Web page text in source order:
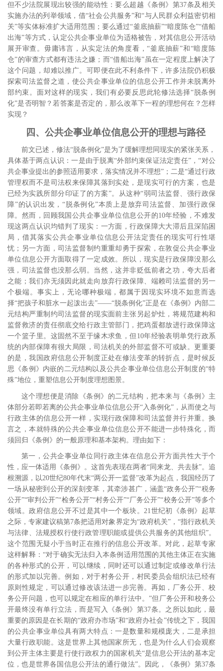
但不少法院展现出较强的能动性：要么超越《条例》第37条及相关
实施办法的列举领域，借“社会公共服务”和“与人民群众利益密切相
关”等实体标准扩大适用范围；要么通过“釜底抽薪”“暗度陈仓”“借船
出海”等方式，认定公共企事业单位为适格被告，对其信息公开活动
展开审查。毋庸讳言，从实定法的角度看，“釜底抽薪”和“暗度陈
仓”的审查方式都有违法之嫌；而“借船出海”虽在一定程度上解决了
这个问题，却难以推广。可即便在此不利条件下，许多法院仍积极
探索司法监督之道，使公共企事业单位的信息公开工作并未脱离外
部约束。面对这样的现实，我们有必要反思此轮修法选择“脱条例
化”是否明智？若答案是否定的，那么改革下一程的理想何在？怎样
实现？
四、公共企事业单位信息公开的理想与路径
前文已述，修法“脱条例化”是为了缓解理想同现实的紧张关系，
具体基于两点认识：一是由于脱离“外部约束保证法定责任”，“对公
共企事业提出的参照适用要求，落实情况并不理想”；二是“通过行政
管理权而不是司法权来保障其落到实处，是现实可行的方案，也是
已经为实践所部分印证了的方案”。从这种“弱司法监督、强行政保
障”的认识出发，“脱条例化”本质上是放弃司法监督、加强行政保
障。然而，回顾我国公共企事业单位信息公开的10年经验，不难发
现这两点认识均错判了现实：一方面，行政保障大大滞后且深陷困
局，借其落实公共企事业单位信息公开法定责任的现实可行性堪
忧；另一方面，司法监督制约重重却勇于探索，在敦促公共企事业
单位信息公开方面取得了一定成效。所以，现实是行政保障没那么
强，司法监督也没那么弱。当然，这并非贬低前者之功，夸大后者
之能；我们亦无须因此就走向放弃行政保障、端赖司法监督的另一
个极端。事实上，无论哪种极端，都属于因现实环境不如意而选
择“把孩子和脏水一起泼出去”――“脱条例化”正是在《条例》内部二
元结构严重制约司法监督的现实面前主张另起炉灶，将规范建构和
监督救济的责任彻底交给行政主管部门，把鸡蛋都放进行政保障这
一个篮子里。这固然不至于缘木求鱼，但 10年经验表明单凭行政系
统的内部保障有很大局限，司法机关的外部监督不可或缺。更重要
的是，我国政府信息公开制度正处在修法变革的转折点，是时候反
思《条例》内嵌的二元结构以及公共企事业单位信息公开制度的“特
殊”地位，重塑信息公开制度理想图景。
这个理想便是消除《条例》的二元结构，把本来与《条例》主
体部分若即若离的公共企事业单位信息公开“入条例化”，从而使之与
行政主体的信息公开一样，实现行政保障和司法监督并行并重。换
言之，本就特殊的公共企事业单位信息公开不能进一步特殊化，而
须回归《条例》的一般原理和基本架构。理由如下：
第一，公共企事业单位同行政主体在信息公开方面共性大于个
性，应一体适用《条例》。这首先表现在两者“同来龙、共去脉”。追
根溯源，以20世纪80年代末“两公开一监督”改革为起点，我国经历了
一场从秘密到公开的深刻变革，其牵涉甚广，涵盖“政务公开”“税务
公开”“审判公开”“检务公开”“村务公开”“厂务公开”“校务公开”等多个
领域。政府信息公开不过是其中一个板块。21世纪初《条例》起草
之际，专家建议稿第7条把适用对象界定为“政府机关”，“指行政机关
与法律、法规授权行使行政管理职能或提供公共服务的其他组织”。
这个范围无疑小于当时正在推行的信息公开改革。对此，起草专家
这样解释：“对于确实无法归入本条例适用范围的其他主体正在实施
的各种形式的公开，可以继续，同时还可以通过制定或修改单行法
的形式加以完善。例如，对于村务公开，村民委员会组织法已经有
原则性规定，可以通过修改该法进一步完善。再如，厂务公开、校
务公开问题，也可以规定在相应的单行法中。”但厂务公开和校务公
开最终没有单行立法，而是写入《条例》第37条。之所以如此，最
重要的原因是在长期的“政府办市场”和“政府办社会”传统之下，我国
的公共企事业单位具有两大特点：一是数量和规模庞大，二是承担
大量行政职能。这是世界上其他国家所无，也是为什么人们会观察
到公开主体主要是行使行政权力的国家机关“是信息公开法的基本定
位，也是世界各国信息公开法的通行做法”。
因此，《条例》第37条